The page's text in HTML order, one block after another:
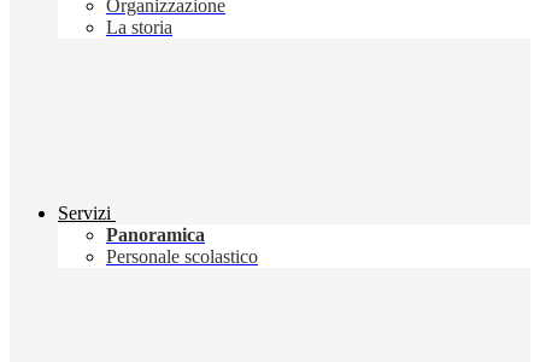
Organizzazione
La storia
Servizi
Panoramica
Personale scolastico